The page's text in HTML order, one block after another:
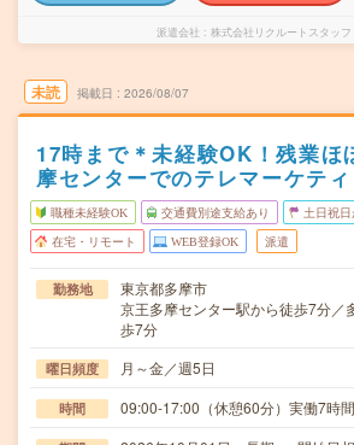
派遣会社 株式会社リクルートスタッフ
未読 掲載日 2026/08/07
17時まで＊未経験OK！残業
摩センターでのテレマーケテ
職種未経験OK 交通費別途支給あり 土日祝
在宅・リモート WEB登録OK 派遣
勤務地
東京都多摩市
京王多摩センター駅から徒歩7分／
歩7分
曜日頻度 月～金／週5日
時間 09:00-17:00（休憩60分）実働7時